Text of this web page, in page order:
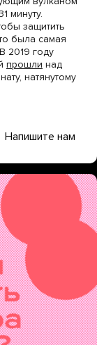
минуту.
защитить
была самая
2019 году
прошли над
натянутому
Напишите нам